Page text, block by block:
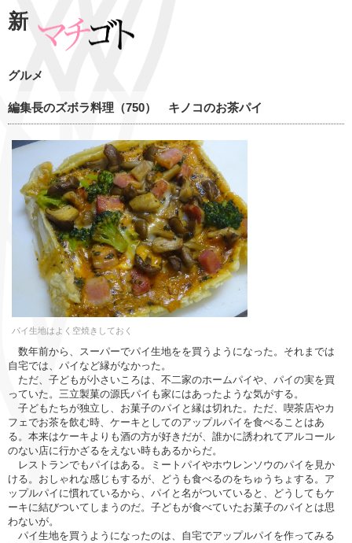
新
グルメ
編集長のズボラ料理（750） キノコのお茶パイ
パイ生地はよく空焼きしておく
数年前から、スーパーでパイ生地をを買うようになった。それまでは
自宅では、パイなど縁がなかった。
ただ、子どもが小さいころは、不二家のホームパイや、パイの実を買
っていた。三立製菓の源氏パイも家にはあったような気がする。
子どもたちが独立し、お菓子のパイと縁は切れた。ただ、喫茶店やカ
フェでお茶を飲む時、ケーキとしてのアップルパイを食べることはあ
る。本来はケーキよりも酒の方が好きだが、誰かに誘われてアルコール
のない店に行かざるをえない時もあるからだ。
レストランでもパイはある。ミートパイやホウレンソウのパイを見か
ける。おしゃれな感じもするが、どうも食べるのをちゅうちょする。ア
ップルパイに慣れているから、パイと名がついていると、どうしてもケ
ーキに結びついてしまうのだ。子どもが食べていたお菓子のパイとは思
わないが。
パイ生地を買うようになったのは、自宅でアップルパイを作ってみる